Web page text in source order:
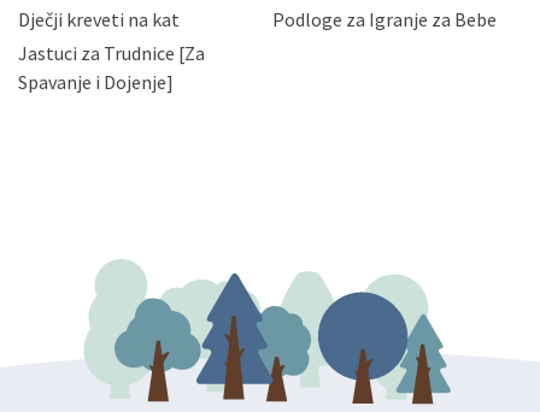
zatražiti prestanak aktivnosti obrade Vaših osobnih
podataka. Opoziv privole možete podnijeti poštom na
gore navedenu adresu ili e-mailom na adresu:
Dječji kreveti na kat
Podloge za Igranje za Bebe
Jastuci za Trudnice [Za
Spavanje i Dojenje]